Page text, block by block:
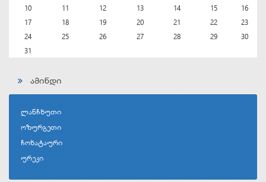
10
11 12 13 14 15
16
17
18 19 20 21 22
23
24
25 26 27 28 29
30
31
ამინდი
ლანჩხუთი
ოზურგეთი
ჩოხატაური
ურეკი